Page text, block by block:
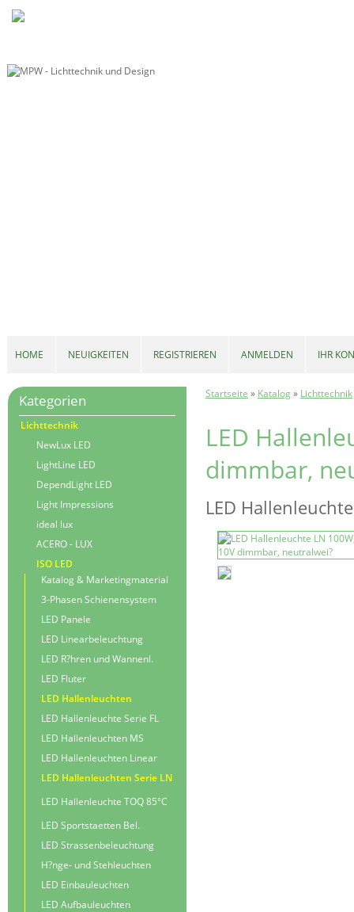
Startseite » Katalog» Lichttechnik
LED
dimmbar,
LED
Kategorien
Lichttechnik
NewLux LED
LightLine LED
DependLight LED
Light Impressions
ideal lux
ACERO - LUX
ISO LED
Katalog & Marketingmaterial
3-Phasen Schienensystem
LED Panele
LED Linearbeleuchtung
LED R?hren und Wannenl.
LED Fluter
LED Hallenleuchten
LED Hallenleuchte Serie FL
LED Hallenleuchten MS
LED Hallenleuchten Linear
LED Hallenleuchten Serie LN
LED Hallenleuchte TOQ 85°C
LED Sportstaetten Bel.
LED Strassenbeleuchtung
H?nge- und Stehleuchten
LED Einbauleuchten
LED Aufbauleuchten
HOME NEUIGKEITEN REGISTRIEREN ANMELDEN IHR